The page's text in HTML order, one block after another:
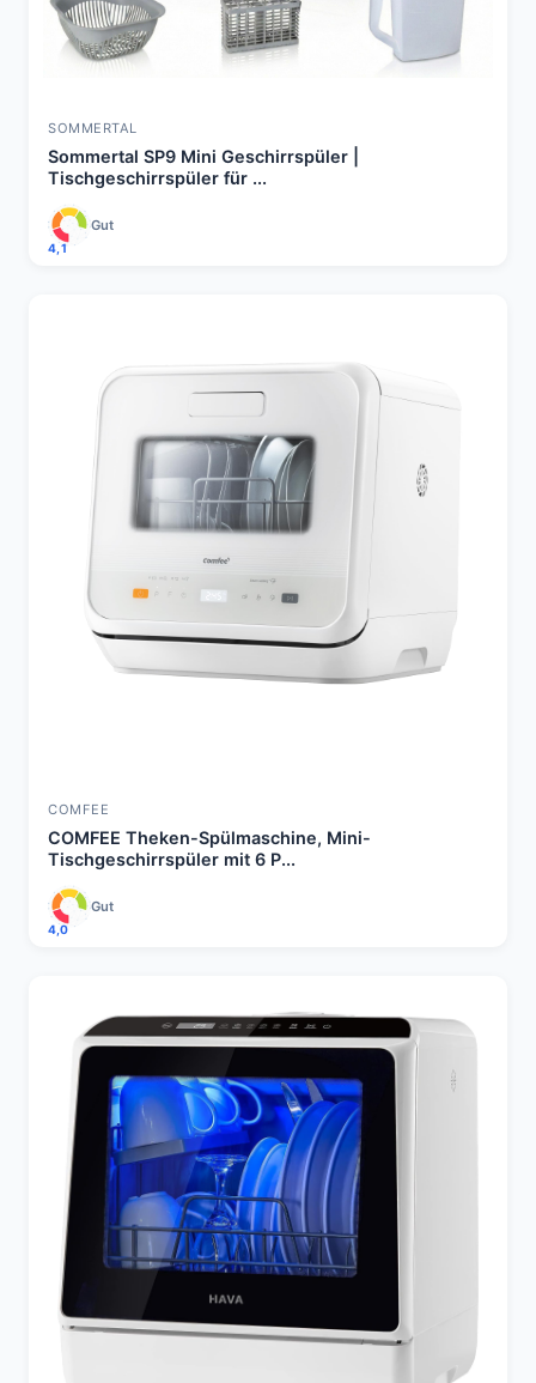
SOMMERTAL
Sommertal SP9 Mini Geschirrspüler |
Tischgeschirrspüler für ...
4,1
Gut
COMFEE
COMFEE Theken-Spülmaschine, Mini-
Tischgeschirrspüler mit 6 P...
4,0
Gut